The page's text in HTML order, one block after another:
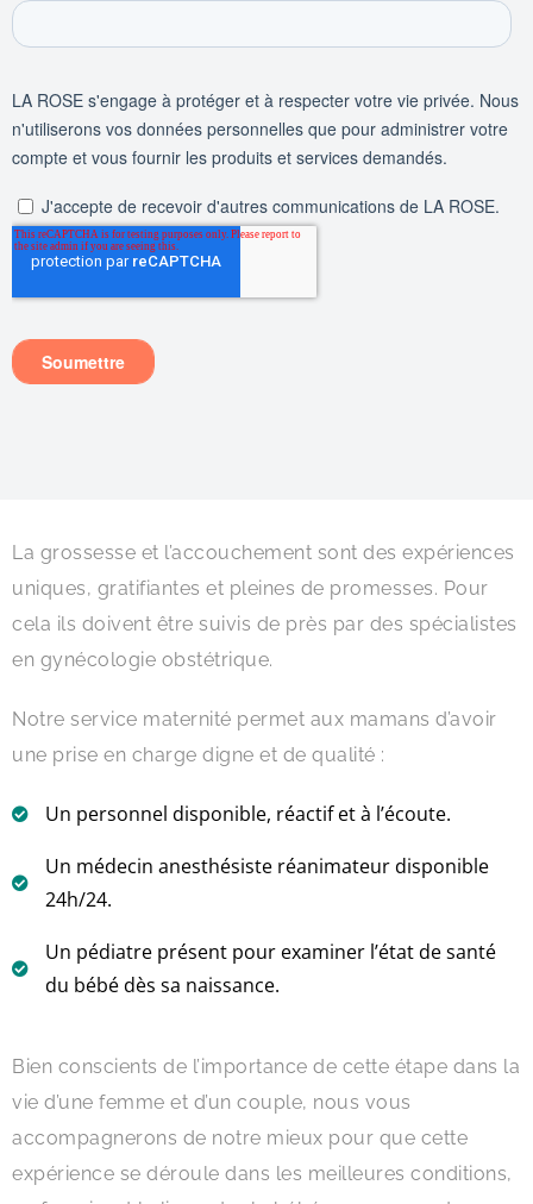
La grossesse et l’accouchement sont des expériences
uniques, gratifiantes et pleines de promesses. Pour
cela ils doivent être suivis de près par des spécialistes
en gynécologie obstétrique.
Notre service maternité permet aux mamans d’avoir
une prise en charge digne et de qualité :
Un personnel disponible, réactif et à l’écoute.
Un médecin anesthésiste réanimateur disponible
24h/24.
Un pédiatre présent pour examiner l’état de santé
du bébé dès sa naissance.
Bien conscients de l’importance de cette étape dans la
vie d’une femme et d’un couple, nous vous
accompagnerons de notre mieux pour que cette
expérience se déroule dans les meilleures conditions,